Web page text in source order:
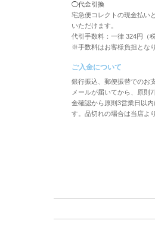
◯代金引換
宅急便コレクトの現金払い
いただけます。
代引手数料：一律 324円（税
※手数料はお客様負担となり
ご入金について
銀行振込、郵便振替でのお
メールが届いてから、原則
金確認から原則3営業日以
す。品切れの場合は当店よ